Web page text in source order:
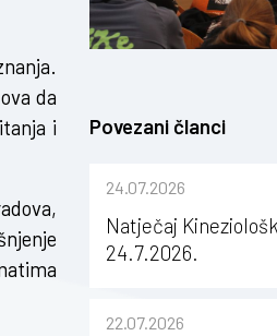
da
i
Povezani članci
24.07.2026
Natječaj
24.7.2026.
22.07.2026